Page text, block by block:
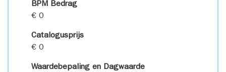
BPM Bedrag
€ 0
Catalogusprijs
€ 0
Waardebepaling en Dagwaarde